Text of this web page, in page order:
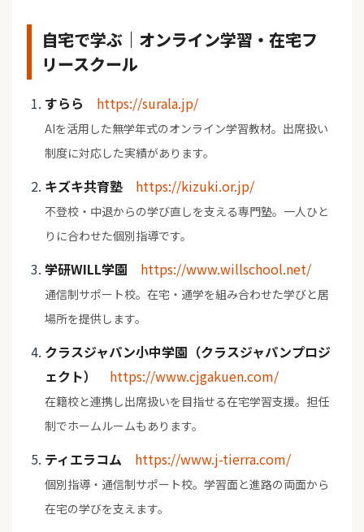
自宅で学ぶ｜オンライン学習・在宅フ
リースクール
すらら https://surala.jp/
AIを活用した無学年式のオンライン学習教材。出席扱い
制度に対応した実績があります。
キズキ共育塾 https://kizuki.or.jp/
不登校・中退からの学び直しを支える専門塾。一人ひと
りに合わせた個別指導です。
学研WILL学園 https://www.willschool.net/
通信制サポート校。在宅・通学を組み合わせた学びと居
場所を提供します。
クラスジャパン小中学園（クラスジャパンプロジ
ェクト）
https://www.cjgakuen.com/
在籍校と連携し出席扱いを目指せる在宅学習支援。担任
制でホームルームもあります。
ティエラコム https://www.j-tierra.com/
個別指導・通信制サポート校。学習面と進路の両面から
在宅の学びを支えます。